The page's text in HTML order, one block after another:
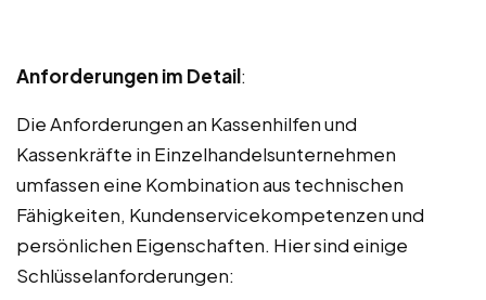
Anforderungen im Detail:
Die Anforderungen an Kassenhilfen und
Kassenkräfte in Einzelhandelsunternehmen
umfassen eine Kombination aus technischen
Fähigkeiten, Kundenservicekompetenzen und
persönlichen Eigenschaften. Hier sind einige
Schlüsselanforderungen: